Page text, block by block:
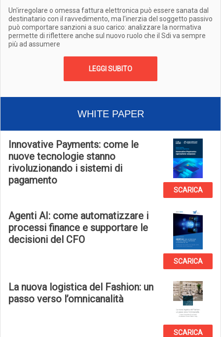
Un'irregolare o omessa fattura elettronica può essere sanata dal
destinatario con il ravvedimento, ma l'inerzia del soggetto passivo
può comportare sanzioni a suo carico: analizzare la normativa
permette di riflettere anche sul nuovo ruolo che il Sdi va sempre
più ad assumere
LEGGI SUBITO
WHITE PAPER
Innovative Payments: come le
nuove tecnologie stanno
rivoluzionando i sistemi di
pagamento
SCARICA
Agenti AI: come automatizzare i
processi finance e supportare le
decisioni del CFO
SCARICA
La nuova logistica del Fashion: un
passo verso l’omnicanalità
SCARICA